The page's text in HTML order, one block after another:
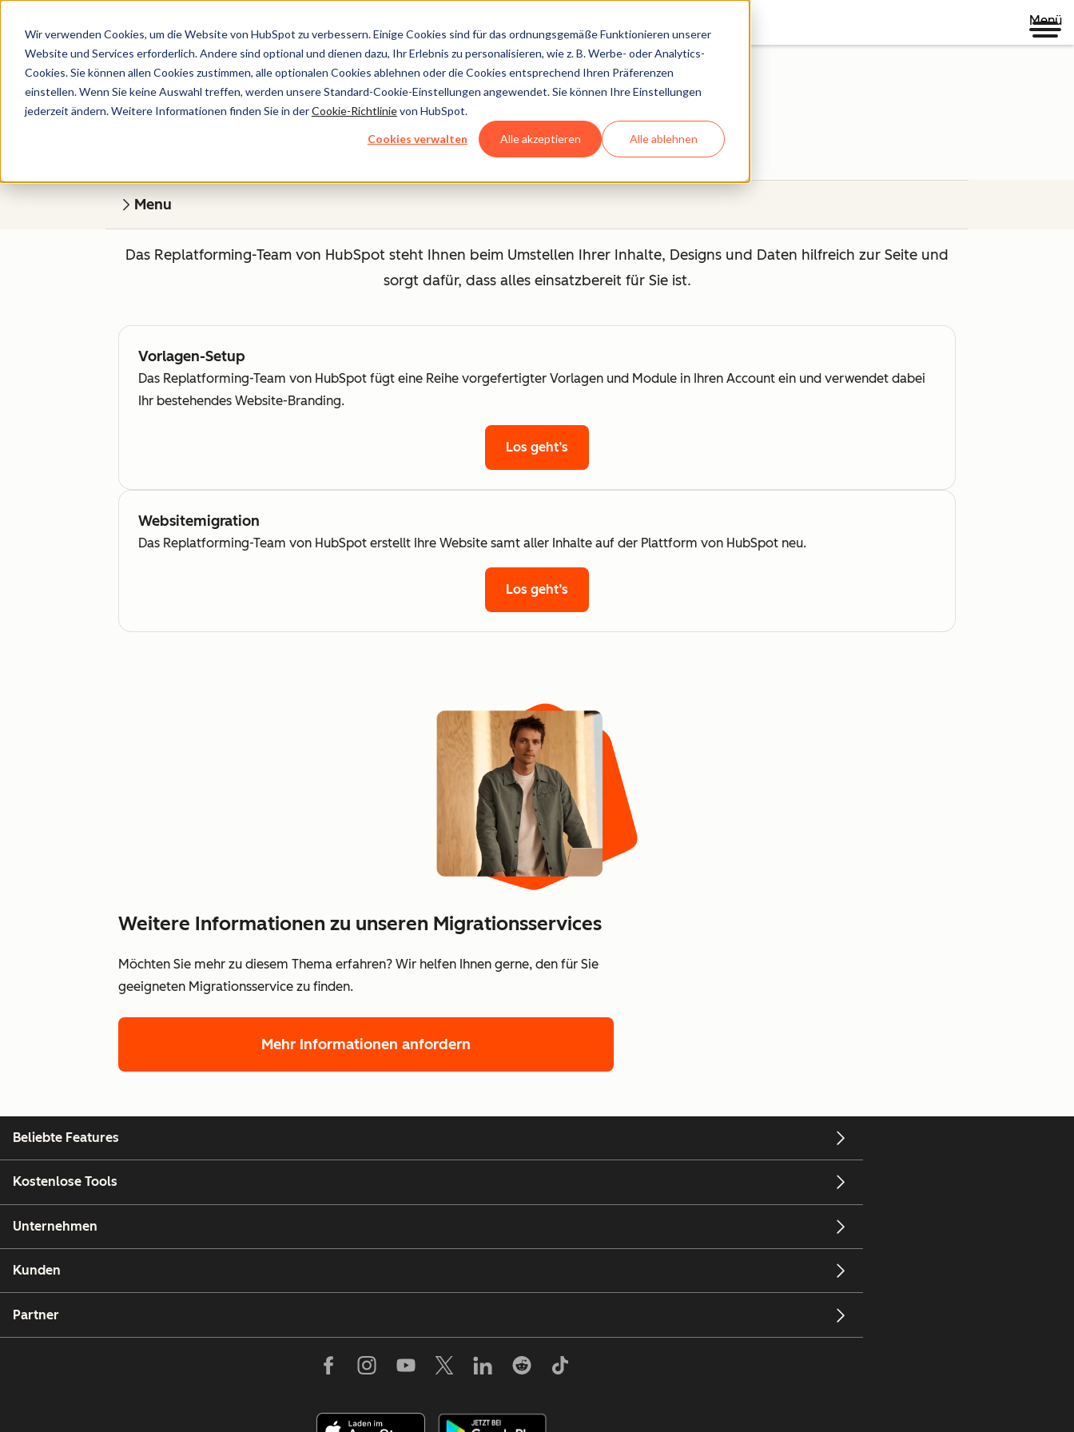
Wir verwenden Cookies, um die Website von HubSpot zu verbessern. Einige Cookies sind für das ordnungsgemäße Funktionieren unserer
Website und Services erforderlich. Andere sind optional und dienen dazu, Ihr Erlebnis zu personalisieren, wie z. B. Werbe- oder Analytics-
Cookies. Sie können allen Cookies zustimmen, alle optionalen Cookies ablehnen oder die Cookies entsprechend Ihren Präferenzen
einstellen. Wenn Sie keine Auswahl treffen, werden unsere Standard-Cookie-Einstellungen angewendet. Sie können Ihre Einstellungen
jederzeit ändern. Weitere Informationen finden Sie in derCookie-Richtlinievon HubSpot.
Cookies verwalten Alle akzeptieren Alle ablehnen
Menü
Migrationsservices
Menu
Das Replatforming-Team von HubSpot steht Ihnen beim Umstellen Ihrer Inhalte, Designs und Daten hilfreich zur Seite und
sorgt dafür, dass alles einsatzbereit für Sie ist.
Vorlagen-Setup
Das Replatforming-Team von HubSpot fügt eine Reihe vorgefertigter Vorlagen und Module in Ihren Account ein und verwendet dabei
Ihr bestehendes Website-Branding.
Los geht’s
Websitemigration
Das Replatforming-Team von HubSpot erstellt Ihre Website samt aller Inhalte auf der Plattform von HubSpot neu.
Los geht’s
Weitere Informationen zu unseren Migrationsservices
Möchten Sie mehr zu diesem Thema erfahren? Wir helfen Ihnen gerne, den für Sie
geeigneten Migrationsservice zu finden.
Mehr Informationen anfordern
Beliebte Features
Kostenlose Tools
Unternehmen
Kunden
Partner